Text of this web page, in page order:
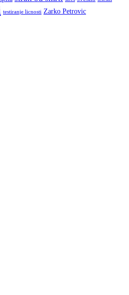
testiranje licnosti Zarko Petrovic